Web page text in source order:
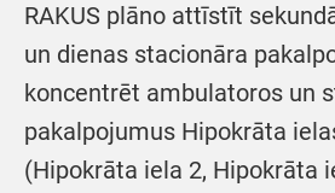
RAKUS plāno attīstīt
un dienas stacionāra
koncentrēt ambulatoros un
pakalpojumus Hipokrāta
(Hipokrāta iela 2, Hipokrāta